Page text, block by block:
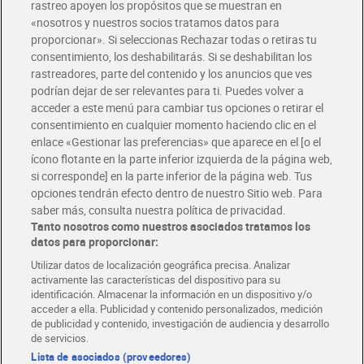
Glovo y Uber Eats
Solicita tu factura de Glovo o Uber Eats
Únete al CLUB Dia
Disfruta las ventajas y ofertas exclusivas.
Descárgate la APP Dia
Folletos y Tiendas
Descubre las mejores ofertas y busca tu tienda más cercana
Tarjeta MaX Dia
Te devuelve hasta 8€/mes de tus compras.
¡Solicita tu tarjeta de crédito aquí!
COMER MEJOR CADA DIA
COLABORA CON DIA ABRE TU TIENDA DIA CORPORATE
rastreo apoyen los propósitos que se muestran en
«nosotros y nuestros socios tratamos datos para
proporcionar». Si seleccionas Rechazar todas o retiras tu
consentimiento, los deshabilitarás. Si se deshabilitan los
rastreadores, parte del contenido y los anuncios que ves
podrían dejar de ser relevantes para ti. Puedes volver a
acceder a este menú para cambiar tus opciones o retirar el
consentimiento en cualquier momento haciendo clic en el
enlace «Gestionar las preferencias» que aparece en el [o el
ícono flotante en la parte inferior izquierda de la página web,
si corresponde] en la parte inferior de la página web. Tus
opciones tendrán efecto dentro de nuestro Sitio web. Para
saber más, consulta nuestra política de privacidad.
Tanto nosotros como nuestros asociados tratamos los
datos para proporcionar:
Utilizar datos de localización geográfica precisa. Analizar
activamente las características del dispositivo para su
identificación. Almacenar la información en un dispositivo y/o
acceder a ella. Publicidad y contenido personalizados, medición
de publicidad y contenido, investigación de audiencia y desarrollo
de servicios.
Lista de asociados (proveedores)